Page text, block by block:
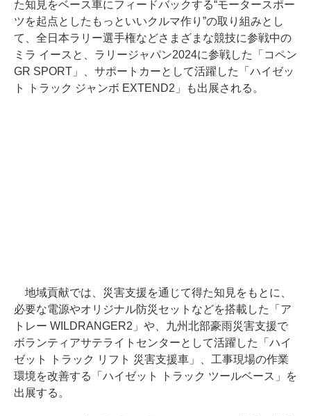
た知見をベース車にフィードバックする“モータースポー
ツを起点としたもっといいクルマ作り”の取り組みとし
て、全日本ラリー選手権などさまざまな競技に参戦中の
ミラ イースと、ラリージャパン2024に参戦した「コペン
GR SPORT」、サポートカーとして活躍した「ハイゼッ
ト トラック ジャンボ EXTEND2」も出展される。
地域貢献では、災害支援を通じて得た知見をもとに、
必要な電源やオリジナル防災セットなどを搭載した「ア
トレー WILDRANGER2」や、九州北部豪雨災害支援で
ボランティアサテライトセンターとして活躍した「ハイ
ゼット トラック リフト 災害支援車」、工事現場の作業
環境を改善する「ハイゼット トラック ツールベース」を
出展する。